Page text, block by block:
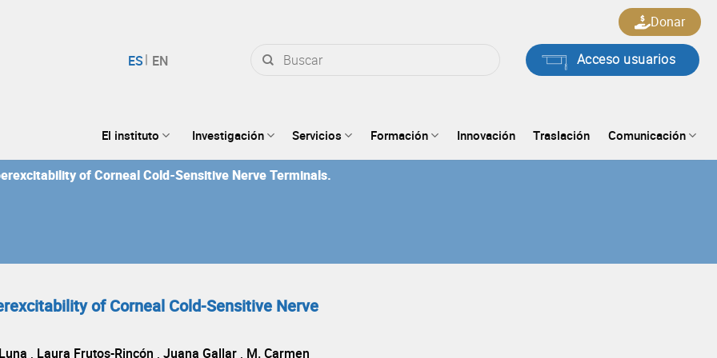
por:
Acceso usuarios
Donar
El instituto Investigación Servicios Formación Innovación Traslación Comunicación
of Corneal Cold-Sensitive Nerve Terminals.
of Corneal Cold-Sensitive Nerve
, Laura Frutos-Rincón , Juana Gallar , M. Carmen